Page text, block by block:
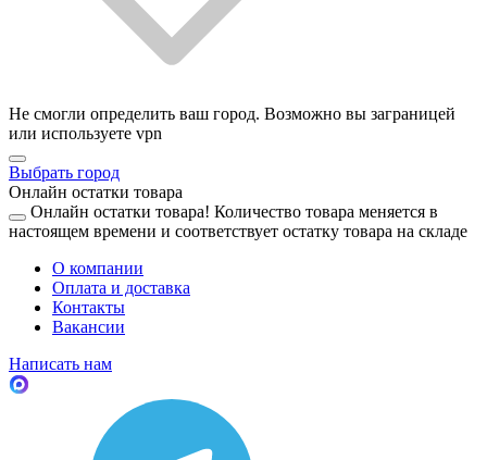
Не смогли определить ваш город. Возможно вы заграницей
или используете vpn
Выбрать город
Онлайн остатки товара
Онлайн остатки товара! Количество товара меняется в
настоящем времени и соответствует остатку товара на складе
О компании
Оплата и доставка
Контакты
Вакансии
Написать нам